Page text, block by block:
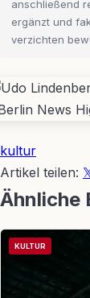
anschließend
ergänzt und
verzichten
kultur
Artikel teilen:
Ähnliche
KULTUR